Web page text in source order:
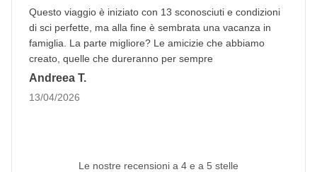
Questo viaggio è iniziato con 13 sconosciuti e condizioni
di sci perfette, ma alla fine è sembrata una vacanza in
famiglia. La parte migliore? Le amicizie che abbiamo
creato, quelle che dureranno per sempre
Andreea T.
13/04/2026
Le nostre recensioni a 4 e a 5 stelle